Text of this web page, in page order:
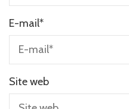
E-mail*
Site web